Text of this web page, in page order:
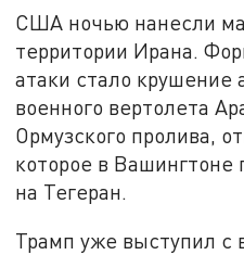
США ночью нанесли
территории Ирана.
атаки стало крушение
военного вертолета
Ормузского пролива,
которое в
на Тегеран.
Трамп уже выступил с